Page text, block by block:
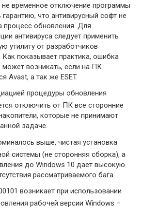
не временное отключение программы
что антивирусный софт не
процесс обновления. Для
антивируса следует применить
утилиту от разработчиков
показывает практика, ошибка
может возникать, если на ПК
Avast, а так же ESET.
процедуры обновления
отключить от ПК все сторонние
которые не принимают
задаче.
выше, чистая установка
системы (не сторонняя сборка), а
до Windows 10 дает высокую
рассматриваемого бага.
возникает при использовании
рабочей версии Windows –